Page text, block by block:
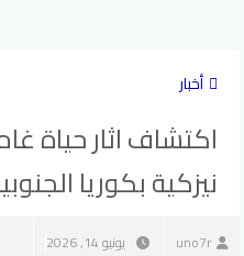
أخبار
اكتشاف اثار
نيزكية بكوريا
uno7r يونيو 14, 2026